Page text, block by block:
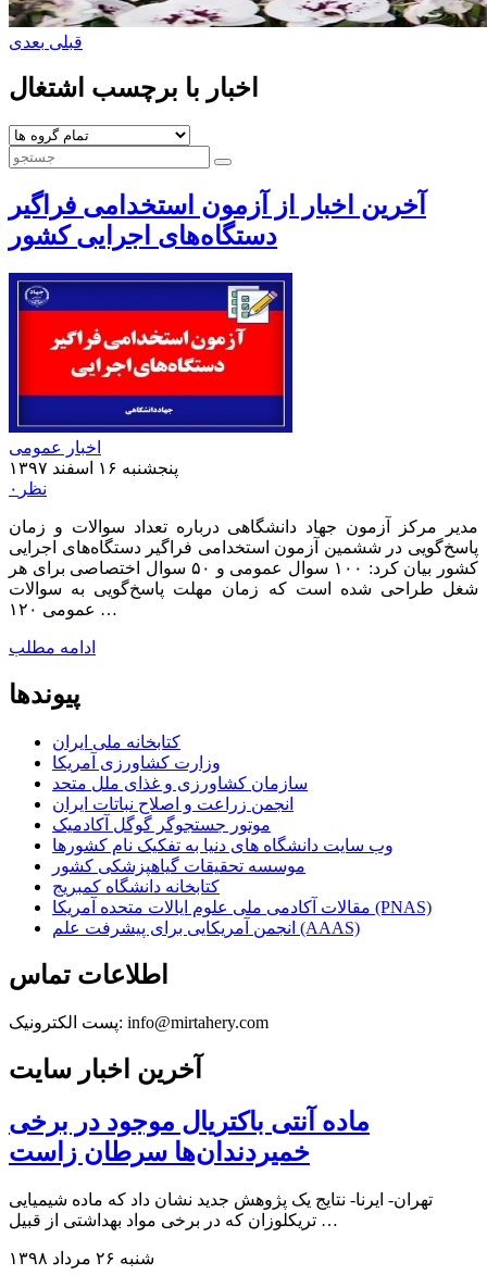
قبلی بعدی
اخبار با برچسب اشتغال
آخرین اخبار از آزمون استخدامی فراگیر
دستگاه‌های اجرایی کشور
اخبار عمومی
پنجشنبه ۱۶ اسفند ۱۳۹۷
۰نظر
مدیر مرکز آزمون جهاد دانشگاهی درباره‌ تعداد سوالات و زمان
پاسخ‌گویی در ششمین آزمون استخدامی فراگیر دستگاه‌های اجرایی
کشور بیان کرد: ۱۰۰ سوال عمومی و ۵۰ سوال اختصاصی برای هر
شغل طراحی شده است که زمان مهلت پاسخ‌گویی به سوالات
عمومی ۱۲۰ …
ادامه مطلب
پیوندها
کتابخانه ملی ایران
وزارت کشاورزی آمریکا
سازمان کشاورزی و غذای ملل متحد
انجمن زراعت و اصلاح نباتات ایران
موتور جستجوگر گوگل آکادمیک
وب سایت دانشگاه های دنیا به تفکیک نام کشورها
موسسه تحقیقات گیاهپزشکی کشور
کتابخانه دانشگاه کمبریج
مقالات آکادمی ملی علوم ایالات متحده آمریکا (PNAS)
انجمن آمریکایی برای پیشرفت علم (AAAS)
اطلاعات تماس
پست الکترونیک: info@mirtahery.com
آخرین اخبار سایت
ماده آنتی باکتریال موجود در برخی
خمیردندان‌ها سرطان زاست
تهران- ایرنا- نتایج یک پژوهش جدید نشان داد که ماده شیمیایی
تریکلوزان که در برخی مواد بهداشتی از قبیل …
شنبه ۲۶ مرداد ۱۳۹۸